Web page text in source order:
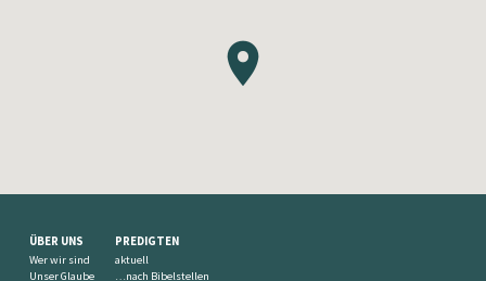
ÜBER UNS
Wer wir sind
Unser Glaube
PREDIGTEN
aktuell
…nach Bibelstellen